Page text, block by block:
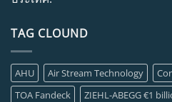
TAG CLOUND
AHU Air Stream Technology
TOA Fandeck
ZIEHL-ABEGG €1